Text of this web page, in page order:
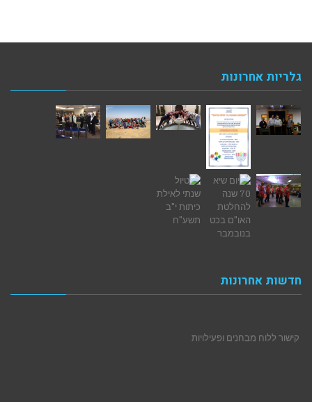
גלריות אחרונות
חדשות אחרונות
קישור ללוח מבחנים ופעילויות